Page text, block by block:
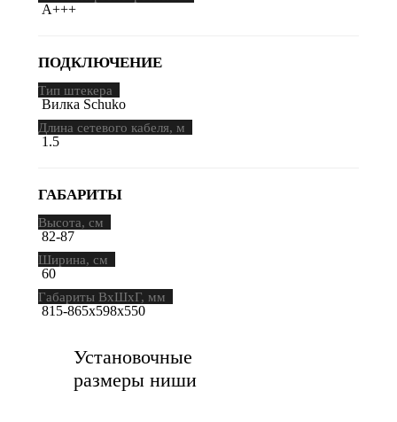
A+++
ПОДКЛЮЧЕНИЕ
Тип штекера
Вилка Schuko
Длина сетевого кабеля, м
1.5
ГАБАРИТЫ
Высота, см
82-87
Ширина, см
60
Габариты ВхШхГ, мм
815-865х598х550
Установочные
размеры ниши